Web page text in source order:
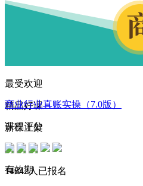
141****6524 刚刚购买了该课程
163****3328 刚刚购买了该课程
146****5982 刚刚购买了该课程
144****4179 刚刚购买了该课程
148****5708 刚刚购买了该课程
170****4171 刚刚购买了该课程
152****3517 刚刚购买了该课程
最受欢迎
精品好课
新课上架
14642人已报名
商业行业真账实操（7.0版）
课程评分
有效期